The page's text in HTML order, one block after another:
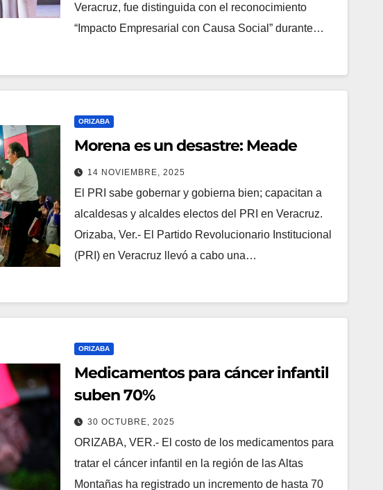
Veracruz, fue distinguida con el reconocimiento
“Impacto Empresarial con Causa Social” durante…
ORIZABA
Morena es un desastre: Meade
14 NOVIEMBRE, 2025
El PRI sabe gobernar y gobierna bien; capacitan a
alcaldesas y alcaldes electos del PRI en Veracruz.
Orizaba, Ver.- El Partido Revolucionario Institucional
(PRI) en Veracruz llevó a cabo una…
ORIZABA
Medicamentos para cáncer infantil
suben 70%
30 OCTUBRE, 2025
ORIZABA, VER.- El costo de los medicamentos para
tratar el cáncer infantil en la región de las Altas
Montañas ha registrado un incremento de hasta 70